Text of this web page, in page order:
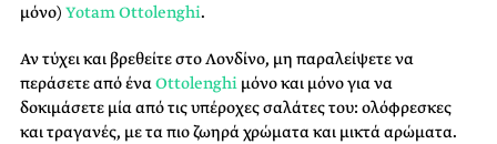
μόνο) Yotam Ottolenghi.
Αν τύχει και βρεθείτε στο Λονδίνο, μη παραλείψετε να
περάσετε από έναOttolenghi μόνο και μόνο για να
δοκιμάσετε μία από τις υπέροχες σαλάτες του: ολόφρεσκες
και τραγανές, με τα πιο ζωηρά χρώματα και μικτά αρώματα.